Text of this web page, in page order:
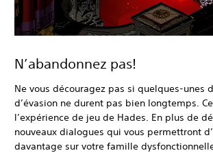
N’abandonnez pas!
Ne vous découragez pas si quelques-unes
d’évasion ne durent pas bien longtemps.
l’expérience de jeu de Hades. En plus de
nouveaux dialogues qui vous permettront
davantage sur votre famille